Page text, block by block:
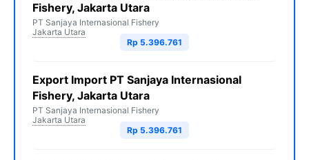
Fishery, Jakarta Utara
PT Sanjaya Internasional Fishery
Jakarta Utara
Rp 5.396.761
Export Import PT Sanjaya Internasional
Fishery, Jakarta Utara
PT Sanjaya Internasional Fishery
Jakarta Utara
Rp 5.396.761